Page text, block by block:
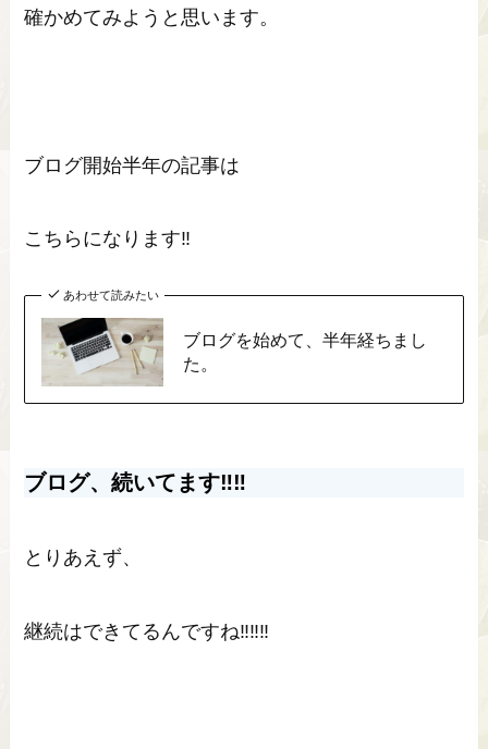
確かめてみようと思います。
ブログ開始半年の記事は
こちらになります‼
あわせて読みたい
ブログを始めて、半年経ちまし
た。
ブログ、続いてます‼‼
とりあえず、
継続はできてるんですね‼‼‼